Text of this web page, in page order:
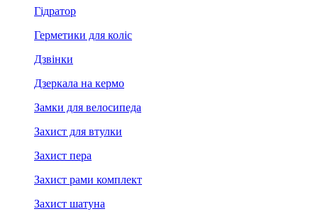
Гідратор
Герметики для коліс
Дзвінки
Дзеркала на кермо
Замки для велосипеда
Захист для втулки
Захист пера
Захист рами комплект
Захист шатуна